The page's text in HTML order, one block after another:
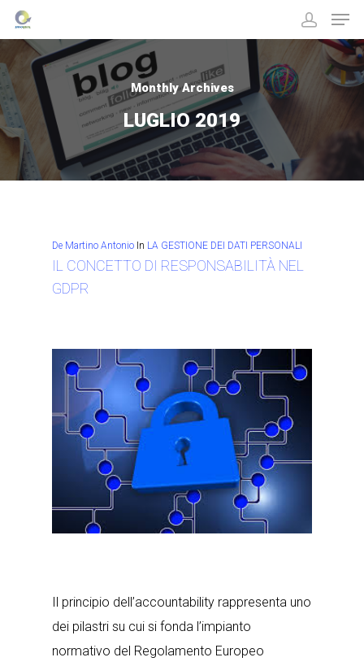
Hit enter to search or ESC to close
Monthly Archives
LUGLIO 2019
De Martino Antonio In LA GESTIONE DEI DATI PERSONALI
IL CONCETTO DI RESPONSABILITÀ NEL
GDPR
Il principio dell’accountability rappresenta uno
dei pilastri su cui si fonda l’impianto
normativo del Regolamento Europeo